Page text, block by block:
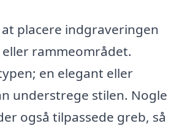
placere indgraveringen
rammeområdet.
en elegant eller
understrege stilen. Nogle
også tilpassede greb, så